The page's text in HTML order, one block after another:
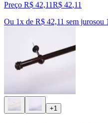
Preço R$ 42,11R$ 42,11
Ou 1x de R$ 42,11 sem jurosou 1
+1